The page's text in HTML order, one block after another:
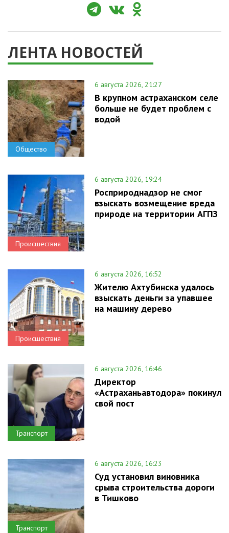
ЛЕНТА НОВОСТЕЙ
Общество
6 августа 2026, 21:27
В крупном астраханском селе
больше не будет проблем с
водой
Происшествия
6 августа 2026, 19:24
Росприроднадзор не смог
взыскать возмещение вреда
природе на территории АГПЗ
Происшествия
6 августа 2026, 16:52
Жителю Ахтубинска удалось
взыскать деньги за упавшее
на машину дерево
Транспорт
6 августа 2026, 16:46
Директор
«Астраханьавтодора» покинул
свой пост
Транспорт
6 августа 2026, 16:23
Суд установил виновника
срыва строительства дороги
в Тишково